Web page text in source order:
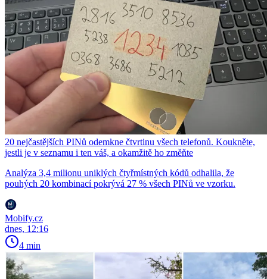
20 nejčastějších PINů odemkne čtvrtinu všech telefonů. Koukněte,
jestli je v seznamu i ten váš, a okamžitě ho změňte
Analýza 3,4 milionu uniklých čtyřmístných kódů odhalila, že
pouhých 20 kombinací pokrývá 27 % všech PINů ve vzorku.
Mobify.cz
dnes, 12:16
4 min